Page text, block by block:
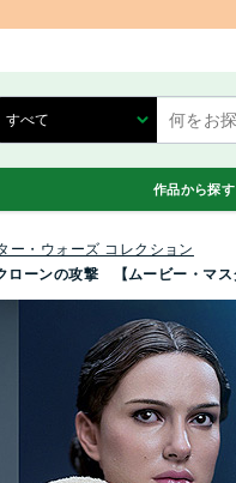
作品から探す
ー・ウォーズ コレクション
ーンの攻撃 【ムービー・マ